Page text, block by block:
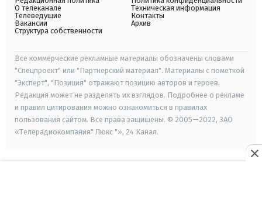
О телеканале
Телеведущие
Вакансии
Структура собственности
Техническая информация
Контакты
Архив
Все коммерческие рекламные материалы обозначены словами
"Спецпроект" или "Партнерский материал". Материалы с пометкой
"Эксперт", "Позиция" отражают позицию авторов и героев.
Редакция может не разделять их взглядов. Подробнее о рекламе
и правил цитирования можно ознакомиться в правилах
пользования сайтом. Все права защищены. © 2005—2022, ЗАО
«Телерадиокомпания" Люкс "», 24 Канал.